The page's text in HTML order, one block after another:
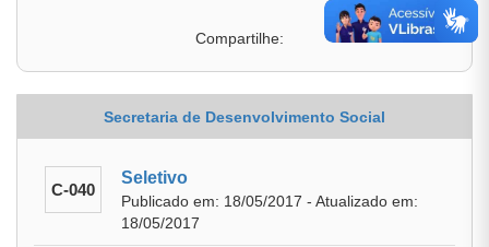
Compartilhe:
Secretaria de Desenvolvimento Social
C-040
Seletivo
Publicado em: 18/05/2017 - Atualizado em:
18/05/2017